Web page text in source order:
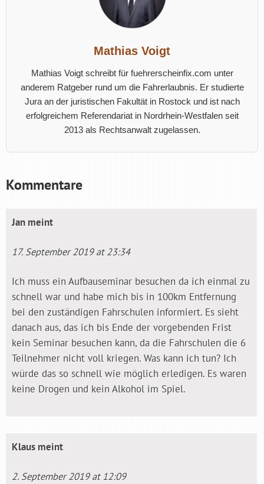
Mathias Voigt
Mathias Voigt schreibt für fuehrerscheinfix.com unter
anderem Ratgeber rund um die Fahrerlaubnis. Er studierte
Jura an der juristischen Fakultät in Rostock und ist nach
erfolgreichem Referendariat in Nordrhein-Westfalen seit
2013 als Rechtsanwalt zugelassen.
Kommentare
Jan meint
17. September 2019 at 23:34
Ich muss ein Aufbauseminar besuchen da ich einmal zu
schnell war und habe mich bis in 100km Entfernung
bei den zuständigen Fahrschulen informiert. Es sieht
danach aus, das ich bis Ende der vorgebenden Frist
kein Seminar besuchen kann, da die Fahrschulen die 6
Teilnehmer nicht voll kriegen. Was kann ich tun? Ich
würde das so schnell wie möglich erledigen. Es waren
keine Drogen und kein Alkohol im Spiel.
Klaus meint
2. September 2019 at 12:09